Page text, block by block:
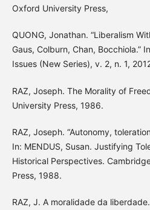
Oxford University Press,
QUONG, Jonathan. “Liberalism
Gaus, Colburn, Chan, Bocchiola.”
Issues (New Series), v. 2, n. 1,
RAZ, Joseph. The Morality of
University Press, 1986.
RAZ, Joseph. “Autonomy,
In: MENDUS, Susan. Justifying
Historical Perspectives.
Press, 1988.
RAZ, J. A moralidade da